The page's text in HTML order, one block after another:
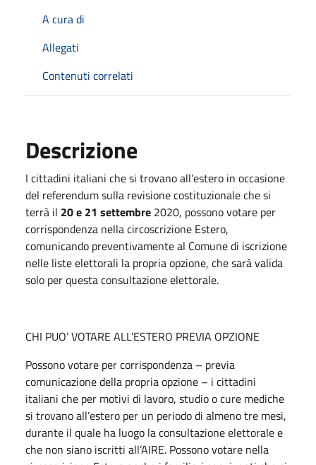
A cura di
Allegati
Contenuti correlati
Descrizione
I cittadini italiani che si trovano all’estero in occasione
del referendum sulla revisione costituzionale che si
terrà il 20 e 21 settembre 2020, possono votare per
corrispondenza nella circoscrizione Estero,
comunicando preventivamente al Comune di iscrizione
nelle liste elettorali la propria opzione, che sarà valida
solo per questa consultazione elettorale.
CHI PUO’ VOTARE ALL’ESTERO PREVIA OPZIONE
Possono votare per corrispondenza – previa
comunicazione della propria opzione – i cittadini
italiani che per motivi di lavoro, studio o cure mediche
si trovano all’estero per un periodo di almeno tre mesi,
durante il quale ha luogo la consultazione elettorale e
che non siano iscritti all’AIRE. Possono votare nella